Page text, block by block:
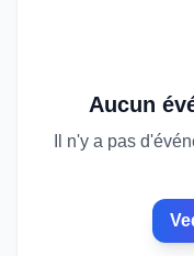
vivere un viaggio
profumi della
Aucun
Il n'y a pas